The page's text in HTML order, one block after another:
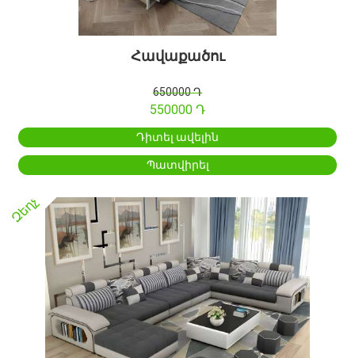
Հավաքածու
650000 Դ
550000 Դ
Դիտել ավելին
Պատվիրել
Զեղչ